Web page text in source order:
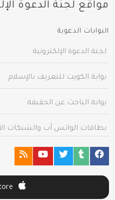
مواقع لجنة الدعوة
البوابات الدعوية
لجنة الدعوة الإلكترونية
بوابة الكويت للتعريف بالإسلام
بوابة الباحث عن الحقيقة
بطاقات الواتس آب والشبكات